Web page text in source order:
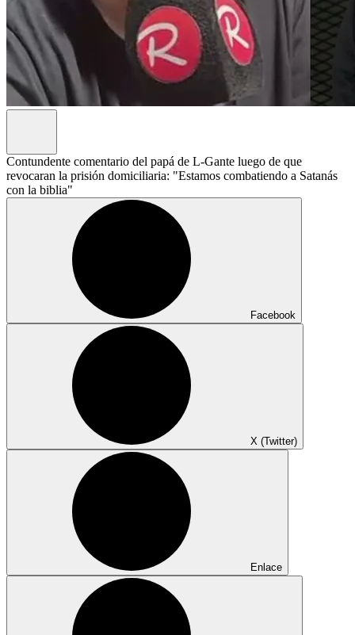
Contundente comentario del papá de L-Gante luego de que
revocaran la prisión domiciliaria: "Estamos combatiendo a Satanás
con la biblia"
Facebook
X (Twitter)
Enlace